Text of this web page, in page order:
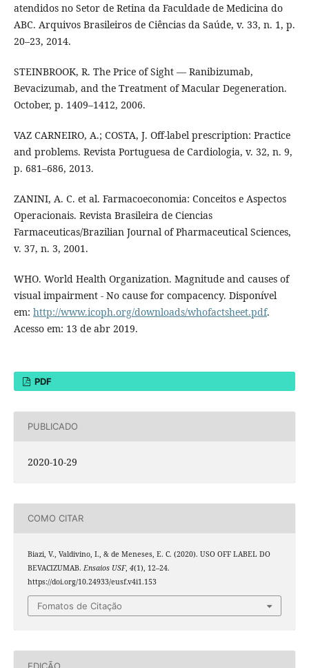
atendidos no Setor de Retina da Faculdade de Medicina do
ABC. Arquivos Brasileiros de Ciências da Saúde, v. 33, n. 1, p.
20–23, 2014.
STEINBROOK, R. The Price of Sight — Ranibizumab,
Bevacizumab, and the Treatment of Macular Degeneration.
October, p. 1409–1412, 2006.
VAZ CARNEIRO, A.; COSTA, J. Off-label prescription: Practice
and problems. Revista Portuguesa de Cardiologia, v. 32, n. 9,
p. 681–686, 2013.
ZANINI, A. C. et al. Farmacoeconomia: Conceitos e Aspectos
Operacionais. Revista Brasileira de Ciencias
Farmaceuticas/Brazilian Journal of Pharmaceutical Sciences,
v. 37, n. 3, 2001.
WHO. World Health Organization. Magnitude and causes of
visual impairment - No cause for compacency. Disponível
em: http://www.icoph.org/downloads/whofactsheet.pdf.
Acesso em: 13 de abr 2019.
PDF
PUBLICADO
2020-10-29
COMO CITAR
Biazi, V., Valdivino, I., & de Meneses, E. C. (2020). USO OFF LABEL DO
BEVACIZUMAB. Ensaios USF, 4(1), 12–24.
https://doi.org/10.24933/eusf.v4i1.153
Fomatos de Citação